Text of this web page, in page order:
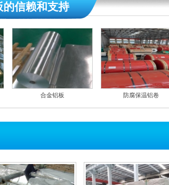
信赖和支持
合金铝板 防腐保温铝卷